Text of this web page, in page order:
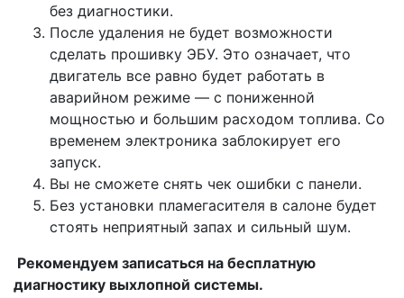
без диагностики.
После удаления не будет возможности
сделать прошивку ЭБУ. Это означает, что
двигатель все равно будет работать в
аварийном режиме — с пониженной
мощностью и большим расходом топлива. Со
временем электроника заблокирует его
запуск.
Вы не сможете снять чек ошибки с панели.
Без установки пламегасителя в салоне будет
стоять неприятный запах и сильный шум.
Рекомендуем записаться на бесплатную
диагностику выхлопной системы.